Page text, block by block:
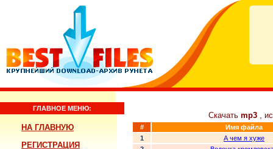
ГЛАВНОЕ МЕНЮ:
НА ГЛАВНУЮ
РЕГИСТРАЦИЯ
Скачать mp3,
#
Имя файла
1
А чем я хуже